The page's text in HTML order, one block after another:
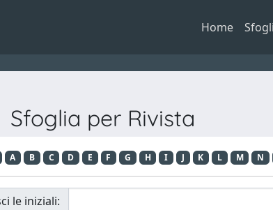
Home
Sfoglia per Rivista
A B C D E F G H I J K L M N
le iniziali: